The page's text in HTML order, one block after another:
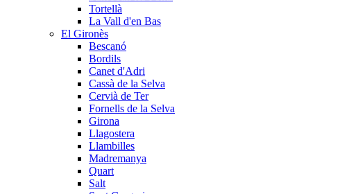
Tortellà
La Vall d'en Bas
El Gironès
Bescanó
Bordils
Canet d'Adri
Cassà de la Selva
Cervià de Ter
Fornells de la Selva
Girona
Llagostera
Llambilles
Madremanya
Quart
Salt